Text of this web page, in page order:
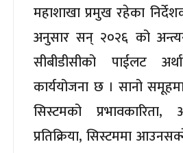
महाशाखा प्रमुख रहेका
अनुसार सन् २०२६ को
सीबीडीसीको पाईलट
कार्ययोजना छ । सानो
सिस्टमको
प्रतिक्रिया, सिस्टममा